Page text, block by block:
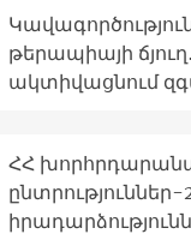
թերապիայի
ակտիվացնում
ՀՀ